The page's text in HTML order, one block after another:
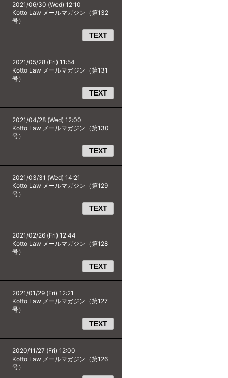
2021/06/30 (Wed) 12:10
Kotto Law メールマガジン（第132
号）
TEXT
2021/05/28 (Fri) 11:54
Kotto Law メールマガジン（第131
号）
TEXT
2021/04/28 (Wed) 12:00
Kotto Law メールマガジン（第130
号）
TEXT
2021/03/31 (Wed) 14:21
Kotto Law メールマガジン（第129
号）
TEXT
2021/02/26 (Fri) 12:44
Kotto Law メールマガジン（第128
号）
TEXT
2021/01/29 (Fri) 12:21
Kotto Law メールマガジン（第127
号）
TEXT
2020/11/27 (Fri) 12:00
Kotto Law メールマガジン（第126
号）